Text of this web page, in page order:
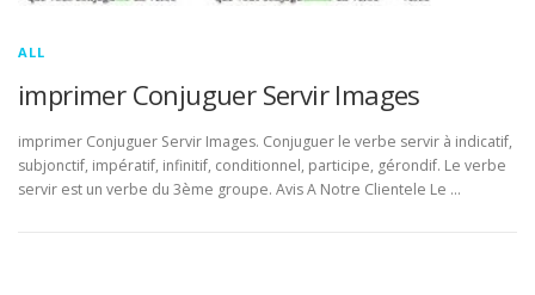
ALL
imprimer Conjuguer Servir Images
imprimer Conjuguer Servir Images. Conjuguer le verbe servir à indicatif,
subjonctif, impératif, infinitif, conditionnel, participe, gérondif. Le verbe
servir est un verbe du 3ème groupe. Avis A Notre Clientele Le …